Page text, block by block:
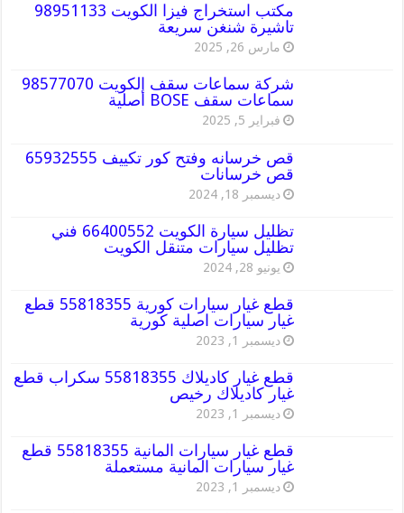
مكتب استخراج فيزا الكويت 98951133
تاشيرة شنغن سريعة
مارس 26, 2025
شركة سماعات سقف الكويت 98577070
سماعات سقف BOSE أصلية
فبراير 5, 2025
قص خرسانه وفتح كور تكييف 65932555
قص خرسانات
ديسمبر 18, 2024
تظليل سيارة الكويت 66400552 فني
تظليل سيارات متنقل الكويت
يونيو 28, 2024
قطع غيار سيارات كورية 55818355 قطع
غيار سيارات اصلية كورية
ديسمبر 1, 2023
قطع غيار كاديلاك 55818355 سكراب قطع
غيار كاديلاك رخيص
ديسمبر 1, 2023
قطع غيار سيارات المانية 55818355 قطع
غيار سيارات المانية مستعملة
ديسمبر 1, 2023